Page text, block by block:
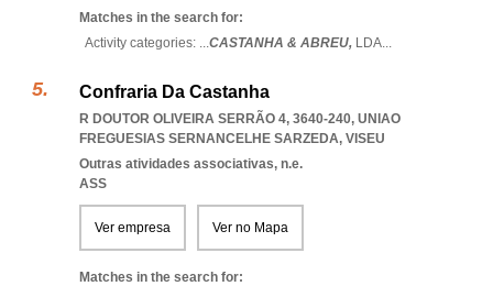
Matches in the search for:
Activity categories: ...CASTANHA & ABREU, LDA...
Confraria Da Castanha
R DOUTOR OLIVEIRA SERRÃO 4, 3640-240, UNIAO
FREGUESIAS SERNANCELHE SARZEDA, VISEU
Outras atividades associativas, n.e.
ASS
Ver empresa Ver no Mapa
Matches in the search for: